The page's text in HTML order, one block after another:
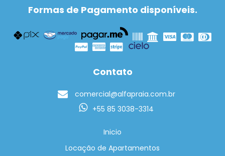
Formas de Pagamento disponíveis.
Contato
comercial@alfapraia.com.br
+55 85 3038-3314
Inicio
Locação de Apartamentos